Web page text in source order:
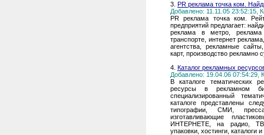
3. PR реклама точка ком.
Добавлено: 11.11.05 23:52:15,
PR реклама точка ком.
предприятий предлагает:
реклама в метро,
транспорте, интернет
агентства, рекламные
карт, производство рекламно
4. Каталог рекламных
Добавлено: 19.04.06 07:54:29,
В каталоге тематических
ресурсы в рекламном
специализированный
каталоге представлены
типографии, СМИ,
изготавливающие
ИНТЕРНЕТЕ, на радио, ТВ,
упаковки, хостинги,